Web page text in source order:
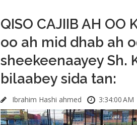
QISO CAJIIB AH OO
oo ah mid dhab ah
sheekeenaayey Sh.
bilaabey sida tan:
Ibrahim Hashi ahmed 3:34:00 AM